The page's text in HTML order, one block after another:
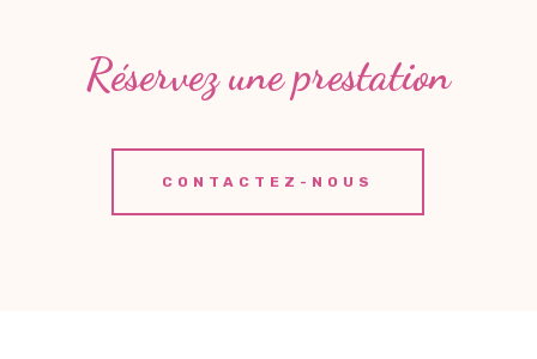
Réservez une prestation
CONTACTEZ-NOUS